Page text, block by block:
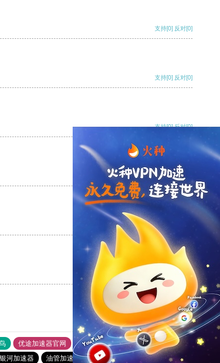
支持[0] 反对[0]
支持[0] 反对[0]
支持[0] 反对[0]
支持[0] 反对
支持
支持 反对 [0]
优途加速器官网 风驰加速器 旋风加速器
八戒看书
银河加速器
油管加速器 2023免费加速神器 快连pvn加速器